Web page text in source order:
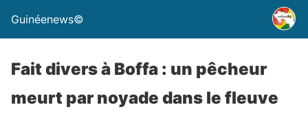
Guinéenews©
Fait divers à Boffa : un pêcheur
meurt par noyade dans le fleuve